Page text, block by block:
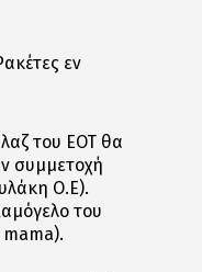
εν
του ΕΟΤ θα
συμμετοχή
Ο.Ε).
του
mama).